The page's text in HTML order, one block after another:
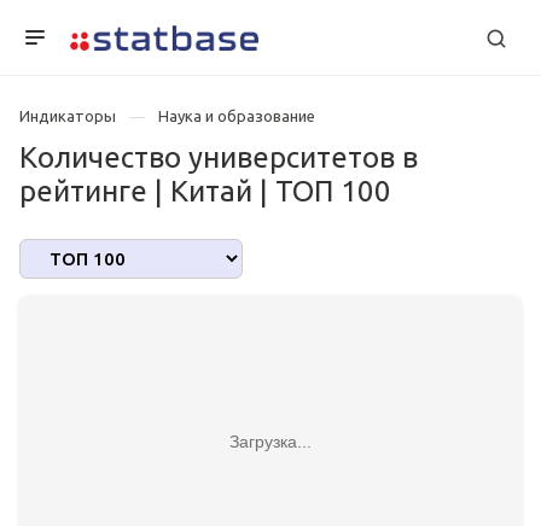
Индикаторы Наука и образование
Количество университетов в
рейтинге | Китай | TOП 100
Загрузка...